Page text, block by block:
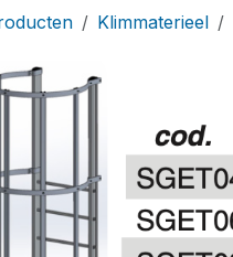
Klimmaterieel